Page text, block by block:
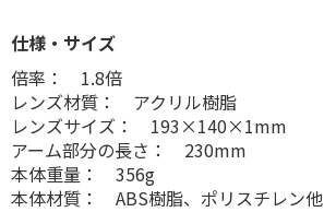
仕様・サイズ
倍率： 1.8倍
レンズ材質： アクリル樹脂
レンズサイズ： 193×140×1mm
アーム部分の長さ： 230mm
本体重量： 356g
本体材質： ABS樹脂、ポリスチレン他